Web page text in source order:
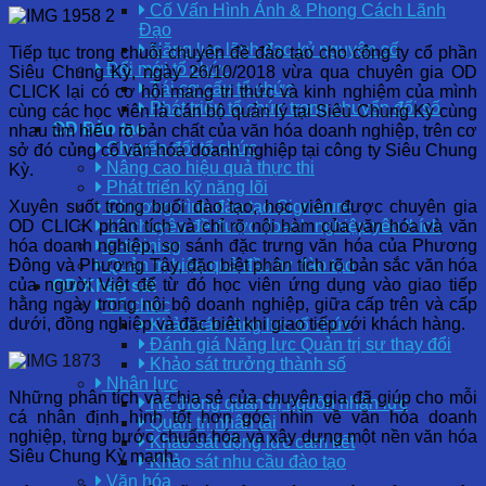
Cố Vấn Hình Ảnh & Phong Cách Lãnh
Đạo
Năng lực lãnh đạo kỷ nguyên số
Đổi mới tổ chức
Tái cơ cấu tổ chức
Phát triển tổ chức trong chuyển đổi số
OD Đào tạo
Chuyển đổi tổ chức
Nâng cao hiệu quả thực thi
Phát triển kỹ năng lõi
Chương trình đào tạo Signature
12 chuyên đề được doanh nghiệp yêu thích
E-training
Quản trị hiệu quả đầu tư đào tạo
OD Khảo sát
Tổ chức
Khảo sát năng lực tổ chức
Đánh giá Năng lực Quản trị sự thay đổi
Khảo sát trưởng thành số
Nhân lực
Hệ thống quản trị nguồn nhân lực
Quản trị nhân tài
Khảo sát động lực cam kết
Khảo sát nhu cầu đào tạo
Văn hóa
Tiếp tục trong chuỗi chuyên đề đào tạo cho công ty cổ phần
Siêu Chung Kỳ, ngày 26/10/2018 vừa qua chuyên gia OD
CLICK lại có cơ hội mang tri thức và kinh nghiệm của mình
cùng các học viên là cán bộ quản lý tại Siêu Chung Kỳ cùng
nhau tìm hiểu rõ bản chất của văn hóa doanh nghiệp, trên cơ
sở đó củng cố văn hóa doanh nghiệp tại công ty Siêu Chung
Kỳ.
Xuyên suốt trong buổi đào tạo, học viên được chuyên gia
OD CLICK phân tích và chỉ rõ nội hàm của văn hóa và văn
hóa doanh nghiệp, so sánh đặc trưng văn hóa của Phương
Đông và Phương Tây, đặc biệt phân tích rõ bản sắc văn hóa
của người Việt để từ đó học viên ứng dụng vào giao tiếp
hằng ngày trong nội bộ doanh nghiệp, giữa cấp trên và cấp
dưới, đồng nghiệp và đặc biệt khi giao tiếp với khách hàng.
Những phân tích và chia sẻ của chuyên gia đã giúp cho mỗi
cá nhân định hình tốt hơn góc nhìn về văn hóa doanh
nghiệp, từng bước chuẩn hóa và xây dựng một nền văn hóa
Siêu Chung Kỳ mạnh.